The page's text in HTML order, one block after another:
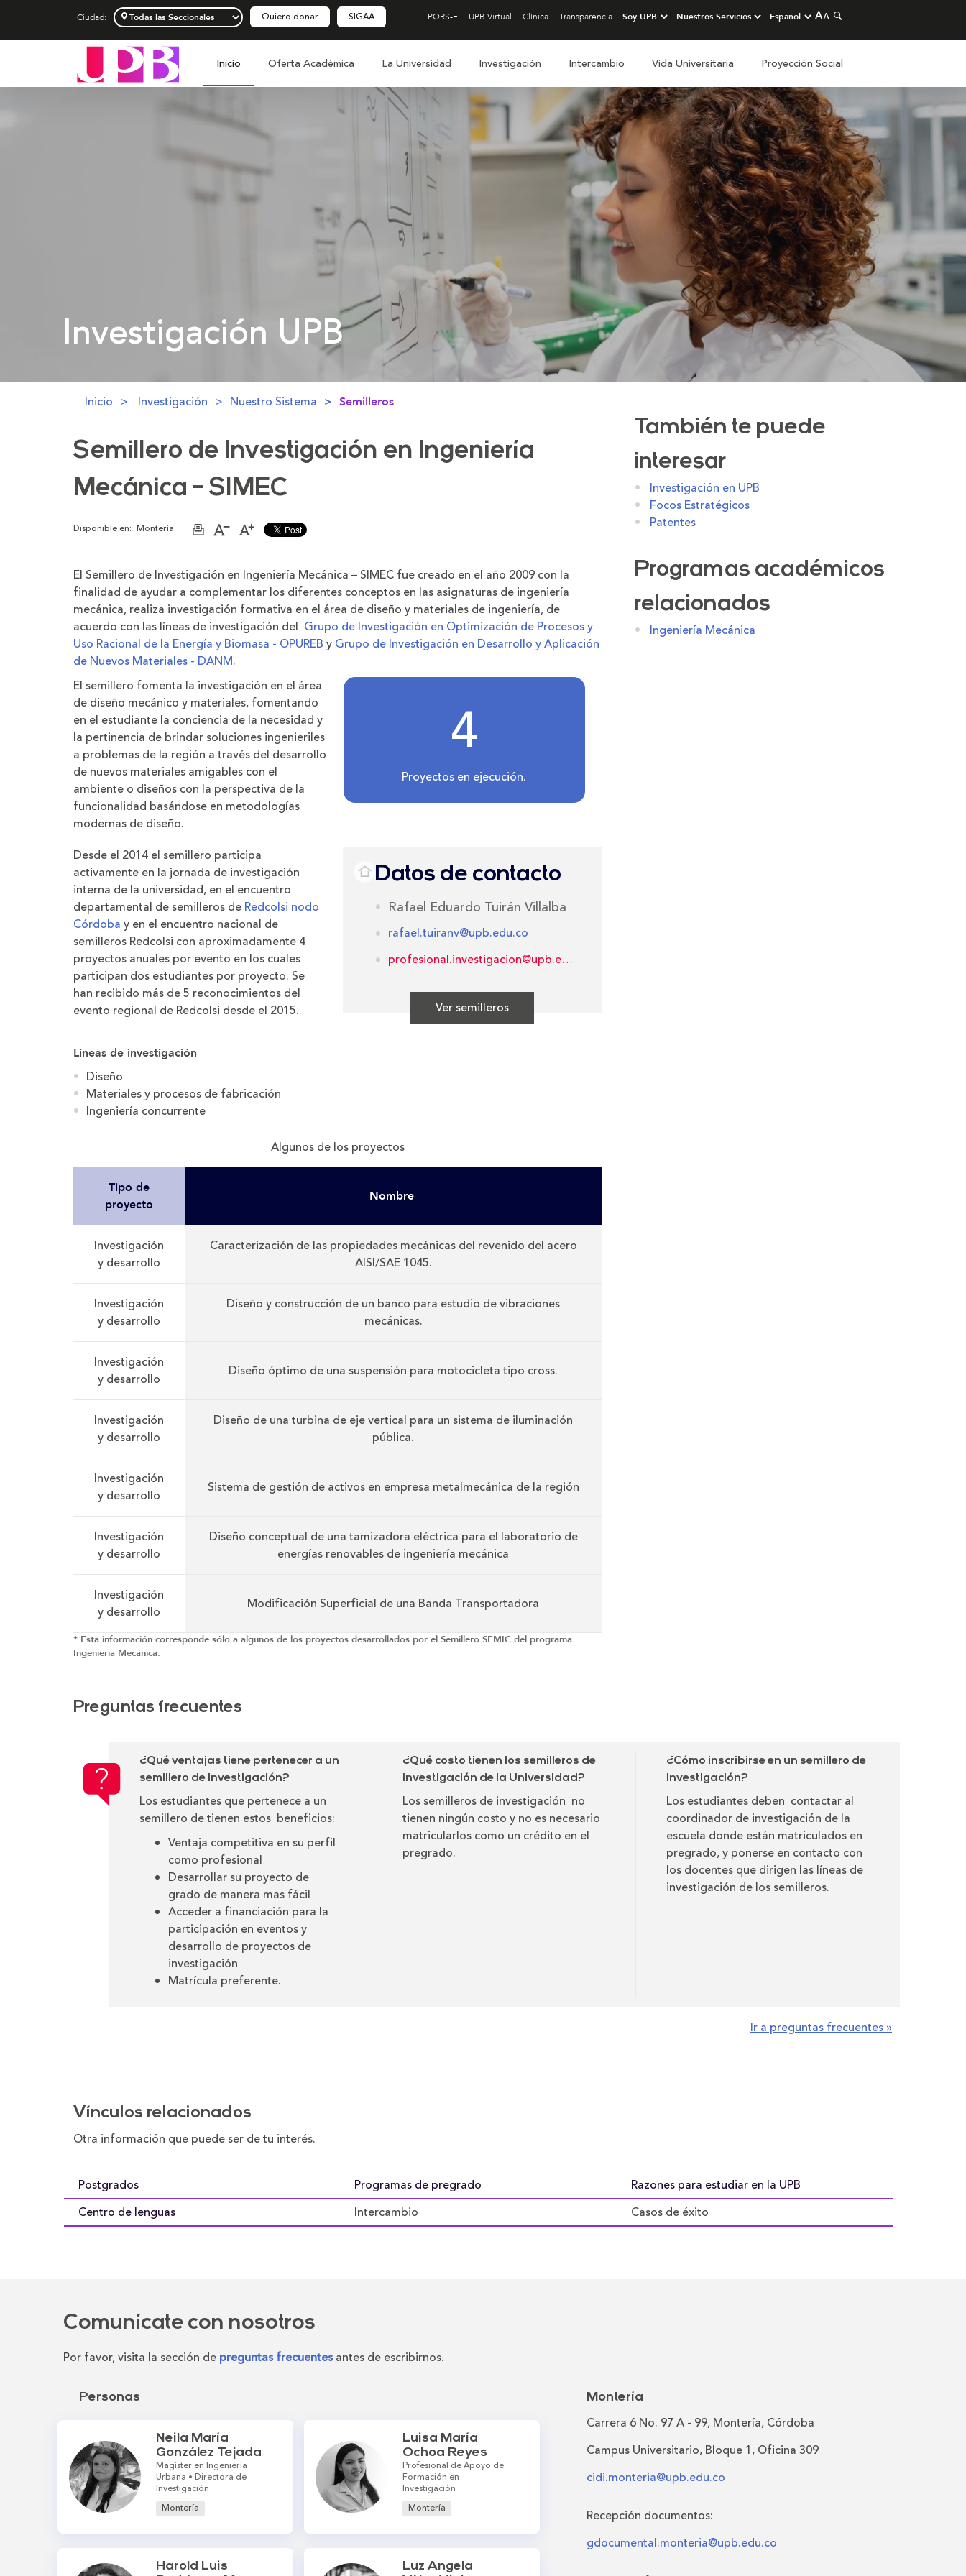
Ciudad: Quiero donar SIGAA PQRS-F UPB Virtual Clínica Transparencia
Inicio Oferta Académica La Universidad Investigación Intercambio Vida Universitaria Proyección Social
Investigación UPB
Investigación UPB
Inicio Investigación Nuestro Sistema Semilleros
Semillero de Investigación en Ingeniería
Mecánica - SIMEC
Disponible en: Montería
ImprimirAumentar
la
Disminuir
la
letra
El Semillero de Investigación en Ingeniería Mecánica – SIMEC fue creado en el año 2009 con la
finalidad de ayudar a complementar los diferentes conceptos en las asignaturas de ingeniería
mecánica, realiza investigación formativa en el área de diseño y materiales de ingeniería, de
acuerdo con las líneas de investigación del Grupo de Investigación en Optimización de Procesos y
Uso Racional de la Energía y Biomasa - OPUREB y Grupo de Investigación en Desarrollo y Aplicación
de Nuevos Materiales - DANM.
El semillero fomenta la investigación en el área
de diseño mecánico y materiales, fomentando
en el estudiante la conciencia de la necesidad y
la pertinencia de brindar soluciones ingenieriles
a problemas de la región a través del desarrollo
de nuevos materiales amigables con el
ambiente o diseños con la perspectiva de la
funcionalidad basándose en metodologías
modernas de diseño.
4
Proyectos en ejecución.
Desde el 2014 el semillero participa
activamente en la jornada de investigación
interna de la universidad, en el encuentro
departamental de semilleros de Redcolsi nodo
Córdoba y en el encuentro nacional de
semilleros Redcolsi con aproximadamente 4
proyectos anuales por evento en los cuales
participan dos estudiantes por proyecto. Se
han recibido más de 5 reconocimientos del
evento regional de Redcolsi desde el 2015.
Datos de contacto
Rafael Eduardo Tuirán Villalba
rafael.tuiranv@upb.edu.co
profesional.investigacion@upb.edu.co
Ver semilleros
Líneas de investigación
Diseño
Materiales y procesos de fabricación
Ingeniería concurrente
Algunos de los proyectos
Tipo de
proyecto
Nombre
Investigación
y desarrollo
Caracterización de las propiedades mecánicas del revenido del acero
AISI/SAE 1045.
Investigación
y desarrollo
Diseño y construcción de un banco para estudio de vibraciones
mecánicas.
Investigación
y desarrollo
Diseño óptimo de una suspensión para motocicleta tipo cross.
Investigación
y desarrollo
Diseño de una turbina de eje vertical para un sistema de iluminación
pública.
Investigación
y desarrollo
Sistema de gestión de activos en empresa metalmecánica de la región
Investigación
y desarrollo
Diseño conceptual de una tamizadora eléctrica para el laboratorio de
energías renovables de ingeniería mecánica
Investigación
y desarrollo
Modificación Superficial de una Banda Transportadora
* Esta información corresponde sólo a algunos de los proyectos desarrollados por el Semillero SEMIC del programa
Ingeniería Mecánica.
También te puede
interesar
Investigación en UPB
Focos Estratégicos
Patentes
Programas académicos
relacionados
Ingeniería Mecánica
Preguntas frecuentes
¿Qué ventajas tiene pertenecer a un
semillero de investigación?
Los estudiantes que pertenece a un
semillero de tienen estos beneficios:
Ventaja competitiva en su perfil
como profesional
Desarrollar su proyecto de
grado de manera mas fácil
Acceder a financiación para la
participación en eventos y
desarrollo de proyectos de
investigación
Matrícula preferente.
¿Qué costo tienen los semilleros de
investigación de la Universidad?
Los semilleros de investigación no
tienen ningún costo y no es necesario
matricularlos como un crédito en el
pregrado.
¿Cómo inscribirse en un semillero de
investigación?
Los estudiantes deben contactar al
coordinador de investigación de la
escuela donde están matriculados en
pregrado, y ponerse en contacto con
los docentes que dirigen las líneas de
investigación de los semilleros.
Ir a preguntas frecuentes »
Vínculos relacionados
Otra información que puede ser de tu interés.
Postgrados Programas de pregrado
Razones para estudiar en la UPB
Centro de lenguas
Intercambio Casos de éxito
Comunícate con nosotros
Por favor, visita la sección de preguntas frecuentes antes de escribirnos.
Personas
Neila María
González Tejada
Magíster en Ingeniería
Urbana • Directora de
Investigación
Montería
Luisa María
Ochoa Reyes
Profesional de Apoyo de
Formación en
Investigación
Montería
Harold Luis
Luz Angela
Montería
Carrera 6 No. 97 A - 99, Montería, Córdoba
Campus Universitario, Bloque 1, Oficina 309
cidi.monteria@upb.edu.co
Recepción documentos:
gdocumental.monteria@upb.edu.co